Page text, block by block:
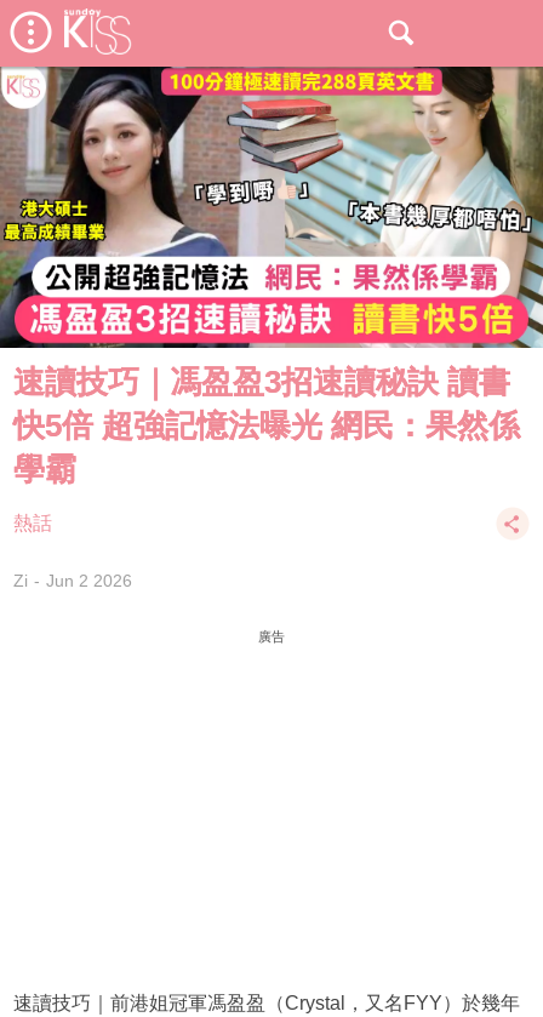
速讀技巧｜馮盈盈3招速讀秘訣 讀書
快5倍 超強記憶法曝光 網民：果然係
學霸
熱話
Zi Jun 2 2026
廣告
速讀技巧｜前港姐冠軍馮盈盈（Crystal，又名FYY）於幾年